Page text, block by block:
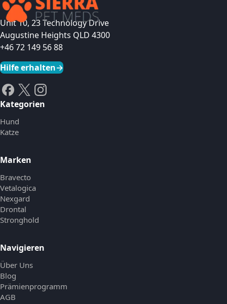
Unit 10, 23 Technology Drive
Augustine Heights QLD 4300
+46 72 149 56 88
Hilfe erhalten→
Kategorien
Hund
Katze
Marken
Bravecto
Vetalogica
Nexgard
Drontal
Stronghold
Navigieren
Über Uns
Blog
Prämienprogramm
AGB